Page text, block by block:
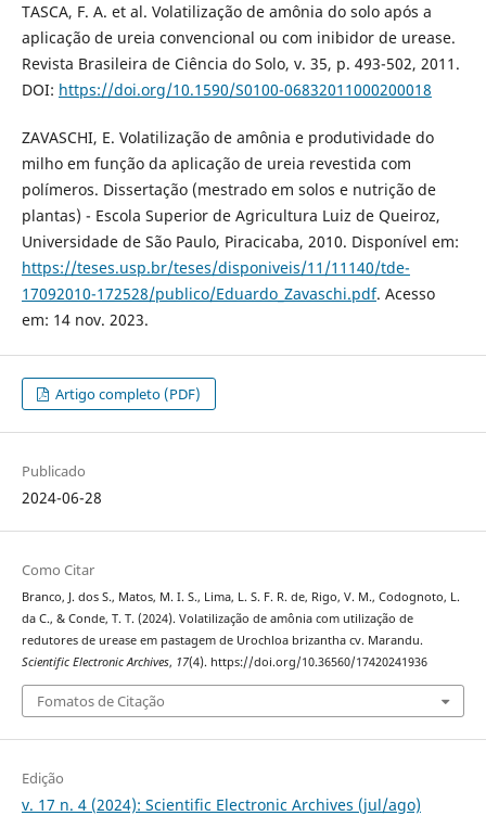
TASCA, F. A. et al. Volatilização de amônia do solo após a
aplicação de ureia convencional ou com inibidor de urease.
Revista Brasileira de Ciência do Solo, v. 35, p. 493-502, 2011.
DOI: https://doi.org/10.1590/S0100-06832011000200018
ZAVASCHI, E. Volatilização de amônia e produtividade do
milho em função da aplicação de ureia revestida com
polímeros. Dissertação (mestrado em solos e nutrição de
plantas) - Escola Superior de Agricultura Luiz de Queiroz,
Universidade de São Paulo, Piracicaba, 2010. Disponível em:
https://teses.usp.br/teses/disponiveis/11/11140/tde-
17092010-172528/publico/Eduardo_Zavaschi.pdf. Acesso
em: 14 nov. 2023.
Artigo completo (PDF)
Publicado
2024-06-28
Como Citar
Branco, J. dos S., Matos, M. I. S., Lima, L. S. F. R. de, Rigo, V. M., Codognoto, L.
da C., & Conde, T. T. (2024). Volatilização de amônia com utilização de
redutores de urease em pastagem de Urochloa brizantha cv. Marandu.
Scientific Electronic Archives, 17(4). https://doi.org/10.36560/17420241936
Fomatos de Citação
Edição
v. 17 n. 4 (2024): Scientific Electronic Archives (jul/ago)